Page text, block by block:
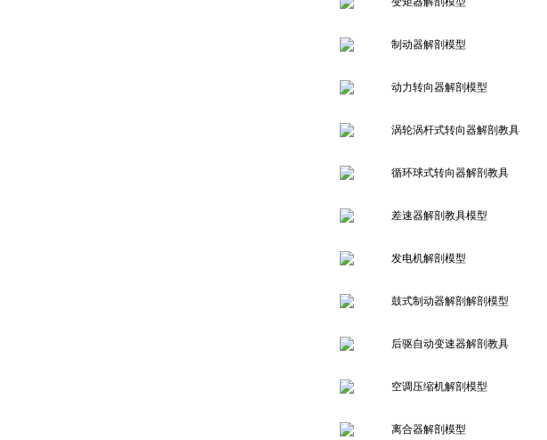
制动器解剖模型
动力转向器解剖模型
涡轮涡杆式转向器解剖教具
循环球式转向器解剖教具
差速器解剖教具模型
发电机解剖模型
鼓式制动器解剖解剖模型
后驱自动变速器解剖教具
空调压缩机解剖模型
离合器解剖模型